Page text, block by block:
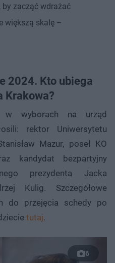
by zacząć wdrażać
większą skalę –
2024. Kto ubiega
Krakowa?
w wyborach na urząd
rektor Uniwersytetu
Mazur, poseł KO
kandydat bezpartyjny
prezydenta Jacka
Kulig. Szczegółowe
do przejęcia schedy po
tutaj.
6